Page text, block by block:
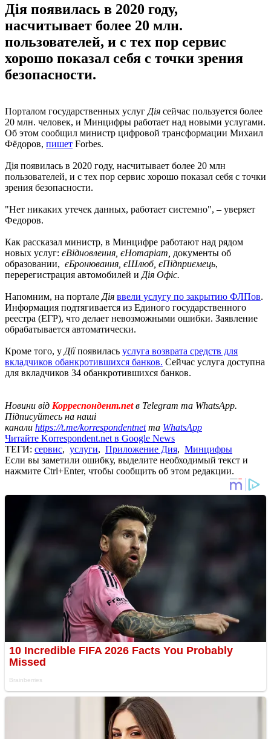
Дія появилась в 2020 году,
насчитывает более 20 млн.
пользователей, и с тех пор сервис
хорошо показал себя с точки зрения
безопасности.
Порталом государственных услуг Дія сейчас пользуется более
20 млн. человек, и Минцифры работает над новыми услугами.
Об этом сообщил министр цифровой трансформации Михаил
Фёдоров, пишет Forbes.
Дія появилась в 2020 году, насчитывает более 20 млн
пользователей, и с тех пор сервис хорошо показал себя с точки
зрения безопасности.
"Нет никаких утечек данных, работает системно", – уверяет
Федоров.
Как рассказал министр, в Минцифре работают над рядом
новых услуг: єВідновлення, єНотаріат, документы об
образовании, єБронювання, єШлюб, єПідприємець,
перерегистрация автомобилей и Дія Офіс.
Напомним, на портале Дія ввели услугу по закрытию ФЛПов.
Информация подтягивается из Единого государственного
реестра (ЕГР), что делает невозможными ошибки. Заявление
обрабатывается автоматически.
Кроме того, у Діїпоявилась услуга возврата средств для
вкладчиков обанкротившихся банков. Сейчас услуга доступна
для вкладчиков 34 обанкротившихся банков.
Новини від Корреспондент.netв Telegram та WhatsApp.
Підписуйтесь на наші
канали https://t.me/korrespondentnetта WhatsApp
Читайте Korrespondent.net в Google News
ТЕГИ: сервис, услуги, Приложение Дия, Минцифры
Если вы заметили ошибку, выделите необходимый текст и
нажмите Ctrl+Enter, чтобы сообщить об этом редакции.